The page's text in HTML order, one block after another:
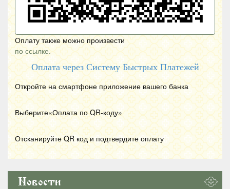
Оплату также можно произвести
по ссылке.
Оплата через Систему Быстрых Платежей
Откройте на смартфоне приложение вашего банка
Выберите«Оплата по QR-коду»
Отсканируйте QR код и подтвердите оплату
Новости